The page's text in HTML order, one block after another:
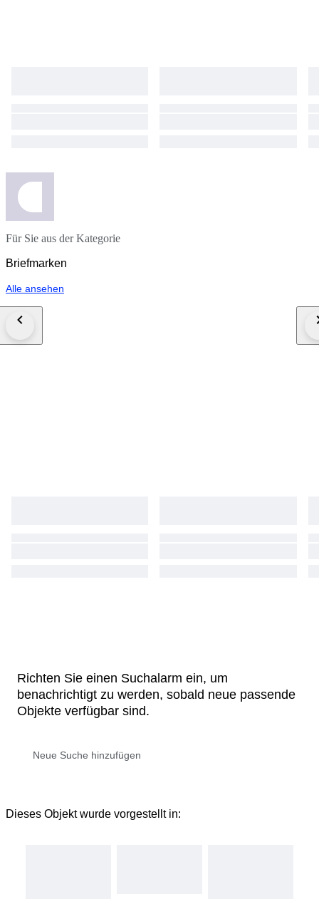
Für Sie aus der Kategorie
Briefmarken
Alle ansehen
Richten Sie einen Suchalarm ein, um
benachrichtigt zu werden, sobald neue passende
Objekte verfügbar sind.
Dieses Objekt wurde vorgestellt in: